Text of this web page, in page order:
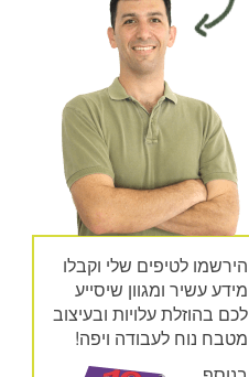
הירשמו לטיפים שלי וקבלו
מידע עשיר ומגוון שיסייע
לכם בהוזלת עלויות ובעיצוב
מטבח נוח לעבודה ויפה!